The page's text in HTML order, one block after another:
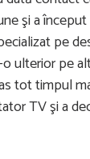
şi a
pe
ulterior pe
tot timpul
TV şi a